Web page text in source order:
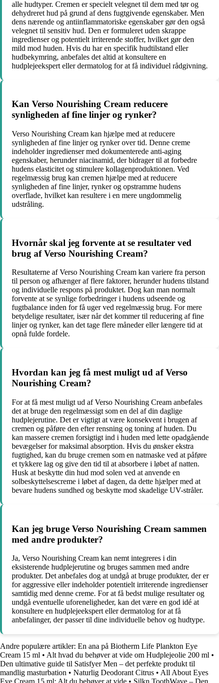
alle hudtyper. Cremen er specielt velegnet til dem med tør og
dehydreret hud på grund af dens fugtgivende egenskaber. Men
dens nærende og antiinflammatoriske egenskaber gør den også
velegnet til sensitiv hud. Den er formuleret uden skrappe
ingredienser og potentielt irriterende stoffer, hvilket gør den
mild mod huden. Hvis du har en specifik hudtilstand eller
hudbekymring, anbefales det altid at konsultere en
hudplejeekspert eller dermatolog for at få individuel rådgivning.
Kan Verso Nourishing Cream reducere
synligheden af fine linjer og rynker?
Verso Nourishing Cream kan hjælpe med at reducere
synligheden af fine linjer og rynker over tid. Denne creme
indeholder ingredienser med dokumenterede anti-aging
egenskaber, herunder niacinamid, der bidrager til at forbedre
hudens elasticitet og stimulere kollagenproduktionen. Ved
regelmæssig brug kan cremen hjælpe med at reducere
synligheden af fine linjer, rynker og opstramme hudens
overflade, hvilket kan resultere i en mere ungdommelig
udstråling.
Hvornår skal jeg forvente at se resultater ved
brug af Verso Nourishing Cream?
Resultaterne af Verso Nourishing Cream kan variere fra person
til person og afhænger af flere faktorer, herunder hudens tilstand
og individuelle respons på produktet. Dog kan man normalt
forvente at se synlige forbedringer i hudens udseende og
fugtbalance inden for få uger ved regelmæssig brug. For mere
betydelige resultater, især når det kommer til reducering af fine
linjer og rynker, kan det tage flere måneder eller længere tid at
opnå fulde fordele.
Hvordan kan jeg få mest muligt ud af Verso
Nourishing Cream?
For at få mest muligt ud af Verso Nourishing Cream anbefales
det at bruge den regelmæssigt som en del af din daglige
hudplejerutine. Det er vigtigt at være konsekvent i brugen af
cremen og påføre den efter rensning og toning af huden. Du
kan massere cremen forsigtigt ind i huden med lette opadgående
bevægelser for maksimal absorption. Hvis du ønsker ekstra
fugtighed, kan du bruge cremen som en natmaske ved at påføre
et tykkere lag og give den tid til at absorbere i løbet af natten.
Husk at beskytte din hud mod solen ved at anvende en
solbeskyttelsescreme i løbet af dagen, da dette hjælper med at
bevare hudens sundhed og beskytte mod skadelige UV-stråler.
Kan jeg bruge Verso Nourishing Cream sammen
med andre produkter?
Ja, Verso Nourishing Cream kan nemt integreres i din
eksisterende hudplejerutine og bruges sammen med andre
produkter. Det anbefales dog at undgå at bruge produkter, der er
for aggressive eller indeholder potentielt irriterende ingredienser
samtidig med denne creme. For at få bedst mulige resultater og
undgå eventuelle uforeneligheder, kan det være en god idé at
konsultere en hudplejeekspert eller dermatolog for at få
anbefalinger, der passer til dine individuelle behov og hudtype.
Andre populære artikler: En ana på Biotherm Life Plankton Eye
Cream 15 ml • Alt hvad du behøver at vide om Hudplejeolie 200 ml •
Den ultimative guide til Satisfyer Men – det perfekte produkt til
mandlig masturbation • Naturlig Deodorant Citrus • All About Eyes